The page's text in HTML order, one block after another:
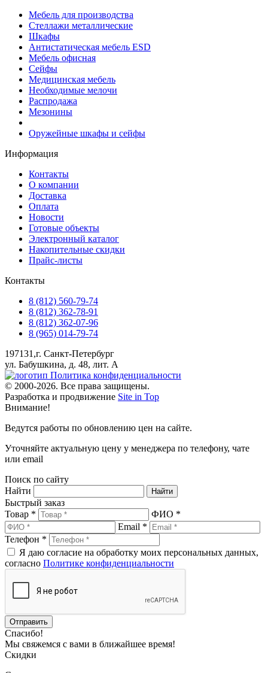
Мебель для производства
Стеллажи металлические
Шкафы
Антистатическая мебель ESD
Мебель офисная
Сейфы
Медицинская мебель
Необходимые мелочи
Распродажа
Мезонины
Оружейные шкафы и сейфы
Информация
Контакты
О компании
Доставка
Оплата
Новости
Готовые объекты
Электронный каталог
Накопительные скидки
Прайс-листы
Контакты
8 (812) 560-79-74
8 (812) 362-78-91
8 (812) 362-07-96
8 (965) 014-79-74
197131,г. Санкт-Петербург
ул. Бабушкина, д. 48, лит. А
Политика конфиденциальности
© 2000-2026. Все права защищены.
Разработка и продвижение Site in Top
Внимание!
Ведутся работы по обновлению цен на сайте.
Уточняйте актуальную цену у менеджера по телефону, чате
или email
Поиск по сайту
Найти
Быстрый заказ
Товар *
ФИО *
Email *
Телефон *
Я даю согласие на обработку моих персональных данных,
согласно Политике конфиденциальности
Спасибо!
Мы свяжемся с вами в ближайшее время!
Скидки